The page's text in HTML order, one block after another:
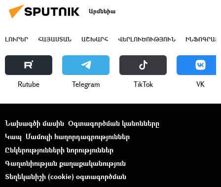
Արմենիա
ԼՈՒՐԵՐ ՀԱՅԱՍՏԱՆ ԱՇԽԱՐՀ ՎԵՐԼՈՒԾՈՒԹՅՈՒՆ
Rutube Telegram ТikТоk VK
Նախագծի մասին Օգտագործման կանոնները
Կապ Մամուլի հաղորդագրություններ
Ընկերությունների նորություններ
Գաղտնիության քաղաքականություն
Տեղեկանիշի (cookie) օգտագործման